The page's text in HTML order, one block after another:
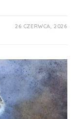
26 CZERWCA, 2026